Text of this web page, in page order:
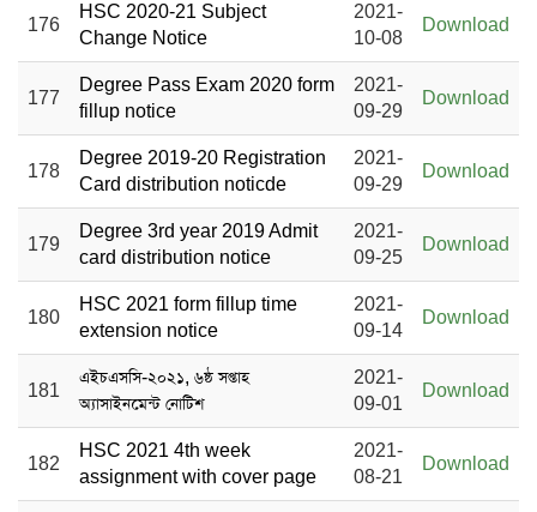
176
HSC 2020-21 Subject
Change Notice
2021-
10-08
Download
177
Degree Pass Exam 2020 form
fillup notice
2021-
09-29
Download
178
Degree 2019-20 Registration
Card distribution noticde
2021-
09-29
Download
179
Degree 3rd year 2019 Admit
card distribution notice
2021-
09-25
Download
180
HSC 2021 form fillup time
extension notice
2021-
09-14
Download
181
এইচএসসি-২০২১, ৬ষ্ঠ সপ্তাহ
অ্যাসাইনমেন্ট নোটিশ
2021-
09-01
Download
182
HSC 2021 4th week
assignment with cover page
2021-
08-21
Download